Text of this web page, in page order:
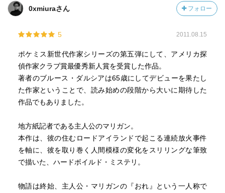
0xmiuraさん フォロー
5 2011.08.15
ポケミス新世代作家シリーズの第五弾にして、アメリカ探
偵作家クラブ賞最優秀新人賞を受賞した作品。
著者のブルース・ダルシアは65歳にしてデビューを果たし
た作家ということで、読み始めの段階から大いに期待した
作品でもありました。
地方紙記者である主人公のマリガン。
本作は、彼の住むロードアイランドで起こる連続放火事件
を軸に、彼を取り巻く人間模様の変化をスリリングな筆致
で描いた、ハードボイルド・ミステリ。
物語は終始、主人公・マリガンの『おれ』という一人称で